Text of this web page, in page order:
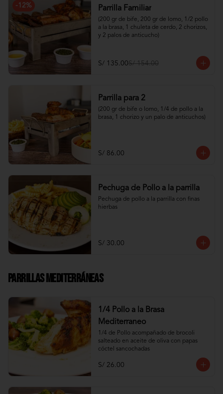
-12% Parrilla Familiar
(200 gr de bife, 200 gr de lomo, 1/2 pollo
a la brasa, 1 chuleta de cerdo, 2 chorizos,
y 2 palos de anticucho)
S/ 135.00S/ 154.00
Parrilla para 2
(200 gr de bife o lomo, 1/4 de pollo a la
brasa, 1 chorizo y un palo de anticuchos)
S/ 86.00
Pechuga de Pollo a la parrilla
Pechuga de pollo a la parrilla con finas
hierbas
S/ 30.00
Parrillas Mediterráneas
1/4 Pollo a la Brasa
Mediterraneo
1/4 de Pollo acompañado de brocoli
salteado en aceite de oliva con papas
cóctel sancochadas
S/ 26.00